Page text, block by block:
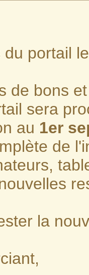
portail
de bons
sera
au 1er
de
la